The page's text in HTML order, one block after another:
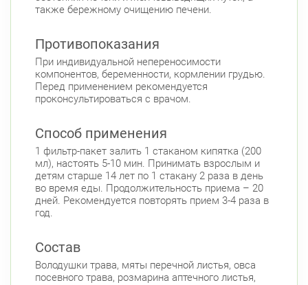
также бережному очищению печени.
Противопоказания
При индивидуальной непереносимости
компонентов, беременности, кормлении грудью.
Перед применением рекомендуется
проконсультироваться с врачом.
Способ применения
1 фильтр-пакет залить 1 стаканом кипятка (200
мл), настоять 5-10 мин. Принимать взрослым и
детям старше 14 лет по 1 стакану 2 раза в день
во время еды. Продолжительность приема – 20
дней. Рекомендуется повторять прием 3-4 раза в
год.
Состав
Володушки трава, мяты перечной листья, овса
посевного трава, розмарина аптечного листья,